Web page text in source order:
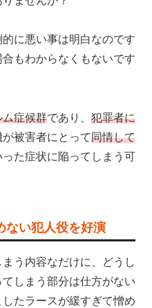
に悪い事は明白なのです
もわからなくもないです
ム症候群であり、 犯罪者に
被害者にとって同情して
た症状に陥ってしまう可
ない犯人役を好演
う内容なだけに、どうし
しまう部分は仕方がない
たラースが緩すぎて憎め